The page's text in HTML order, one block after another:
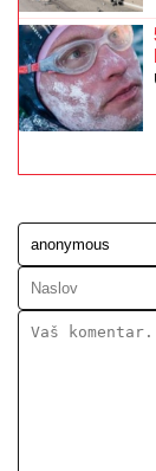
MLADIĆ (21)
(32)Horor kod
reagovala